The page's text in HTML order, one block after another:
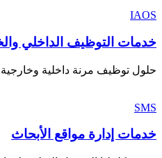
IAOS
خدمات التوظيف الداخلي
حلول توظيف مرنة داخلية وخارجية
SMS
خدمات إدارة مواقع الأبحاث